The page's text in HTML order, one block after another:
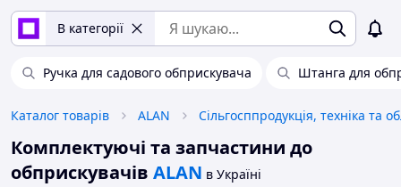
В категорії
Ручка для садового обприскувача Штанга для
Каталог товарів ALAN
Комплектуючі та запчастини до
обприскувачів ALAN в Україні